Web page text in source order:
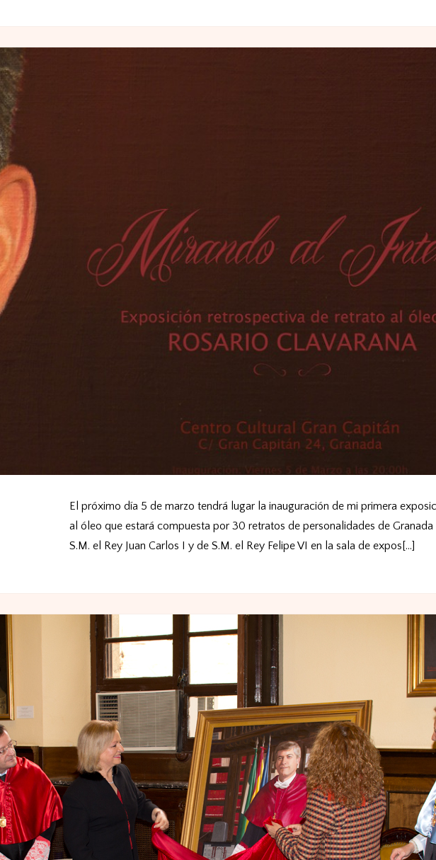
El próximo día 5 de marzo tendrá lugar la inauguración de mi primera
al óleo que estará compuesta por 30 retratos de personalidades de
S.M. el Rey Juan Carlos I y de S.M. el Rey Felipe VI en la sala de expos[...]